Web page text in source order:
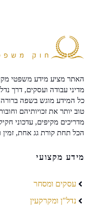
האתר מציע מידע משפטי
מדיני עבודה ועסקים, דרך
כל המידע מוגש בשפה ברורה
טוב יותר את זכויותיהם
מדריכים מקיפים, עדכוני
הכל תחת קורת גג אחת, זמין
מידע מקצועי
עסקים ומסחר
נדל"ן ומקרקעין